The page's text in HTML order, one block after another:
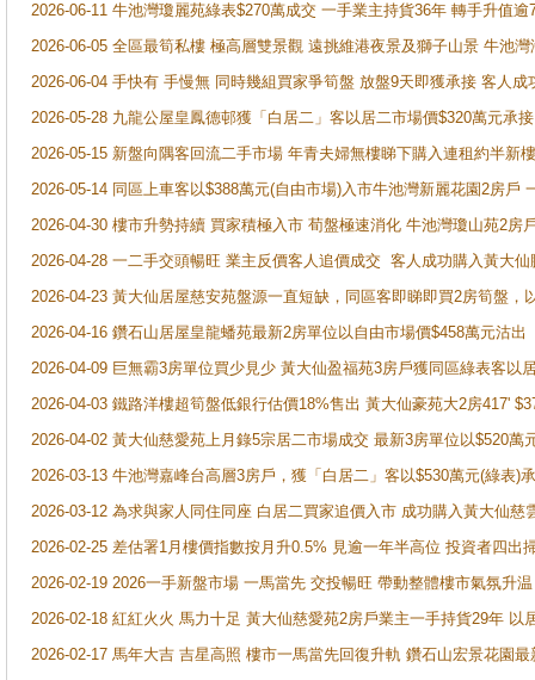
2026-06-11 牛池灣瓊麗苑綠表$270萬成交 一手業主持貨36年 轉手升值逾
2026-06-05 全區最筍私樓 極高層雙景觀 遠挑維港夜景及獅子山景 牛池
2026-06-04 手快有 手慢無 同時幾組買家爭筍盤 放盤9天即獲承接 客人
2026-05-28 九龍公屋皇鳳德邨獲「白居二」客以居二市場價$320萬元承接
2026-05-15 新盤向隅客回流二手市場 年青夫婦無樓睇下購入連租約半新
2026-05-14 同區上車客以$388萬元(自由市場)入市牛池灣新麗花園2房戶
2026-04-30 樓市升勢持續 買家積極入市 荀盤極速消化 牛池灣瓊山苑2房
2026-04-28 一二手交頭暢旺 業主反價客人追價成交 客人成功購入黃大
2026-04-23 黃大仙居屋慈安苑盤源一直短缺，同區客即睇即買2房筍盤，
2026-04-16 鑽石山居屋皇龍蟠苑最新2房單位以自由市場價$458萬元沽出
2026-04-09 巨無霸3房單位買少見少 黃大仙盈福苑3房戶獲同區綠表客以
2026-04-03 鐵路洋樓超筍盤低銀行估價18%售出 黃大仙豪苑大2房417'
2026-04-02 黃大仙慈愛苑上月錄5宗居二市場成交 最新3房單位以$520萬
2026-03-13 牛池灣嘉峰台高層3房戶，獲「白居二」客以$530萬元(綠表)
2026-03-12 為求與家人同住同座 白居二買家追價入市 成功購入黃大仙
2026-02-25 差估署1月樓價指數按月升0.5% 見逾一年半高位 投資者四
2026-02-19 2026一手新盤市場 一馬當先 交投暢旺 帶動整體樓市氣氛升
2026-02-18 紅紅火火 馬力十足 黃大仙慈愛苑2房戶業主一手持貨29年 以
2026-02-17 馬年大吉 吉星高照 樓市一馬當先回復升軌 鑽石山宏景花園